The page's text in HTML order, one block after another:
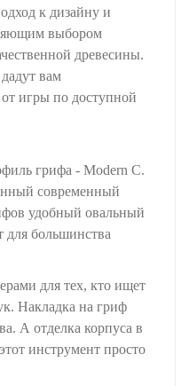
к дизайну и
выбором
древесины.
вам
игры по доступной
грифа - Modern C.
современный
удобный овальный
для большинства
для тех, кто ищет
Накладка на гриф
А отделка корпуса в
инструмент просто